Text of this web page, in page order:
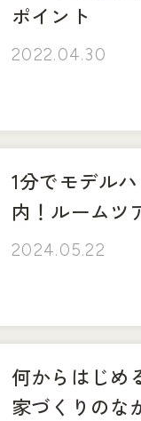
ポイント
2022.04.30
1分でモデル
内！ルームツ
2024.05.22
何からはじめ
家づくりのな